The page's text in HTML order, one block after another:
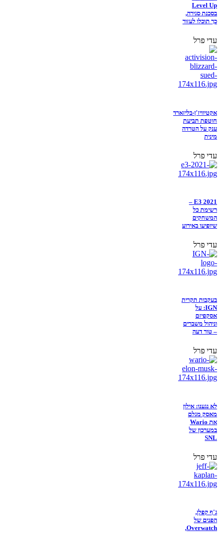
Level Up
בסכנת סגירה,
כך תוכלו לעזור
עדי פרל
אקטיוויז'ן-בליזארד
חוטפת תביעת
ענק על הטרדה
מינית
עדי פרל
E3 2021 –
רשימת כל
המשחקים
שיופיעו באירוע
עדי פרל
בעקבות תקרית
IGN: על
אסקפיזם
וניהול משברים
– טור דעה
עדי פרל
לא נגענו: אילון
מאסק מגלם
את Wario
במערכון של
SNL
עדי פרל
ג'ף קפלן,
הפנים של
Overwatch,